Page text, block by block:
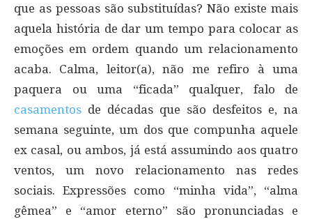
que as pessoas são substituídas? Não existe mais
aquela história de dar um tempo para colocar as
emoções em ordem quando um relacionamento
acaba. Calma, leitor(a), não me refiro à uma
paquera ou uma “ficada” qualquer, falo de
casamentos de décadas que são desfeitos e, na
semana seguinte, um dos que compunha aquele
ex casal, ou ambos, já está assumindo aos quatro
ventos, um novo relacionamento nas redes
sociais. Expressões como “minha vida”, “alma
gêmea” e “amor eterno” são pronunciadas e